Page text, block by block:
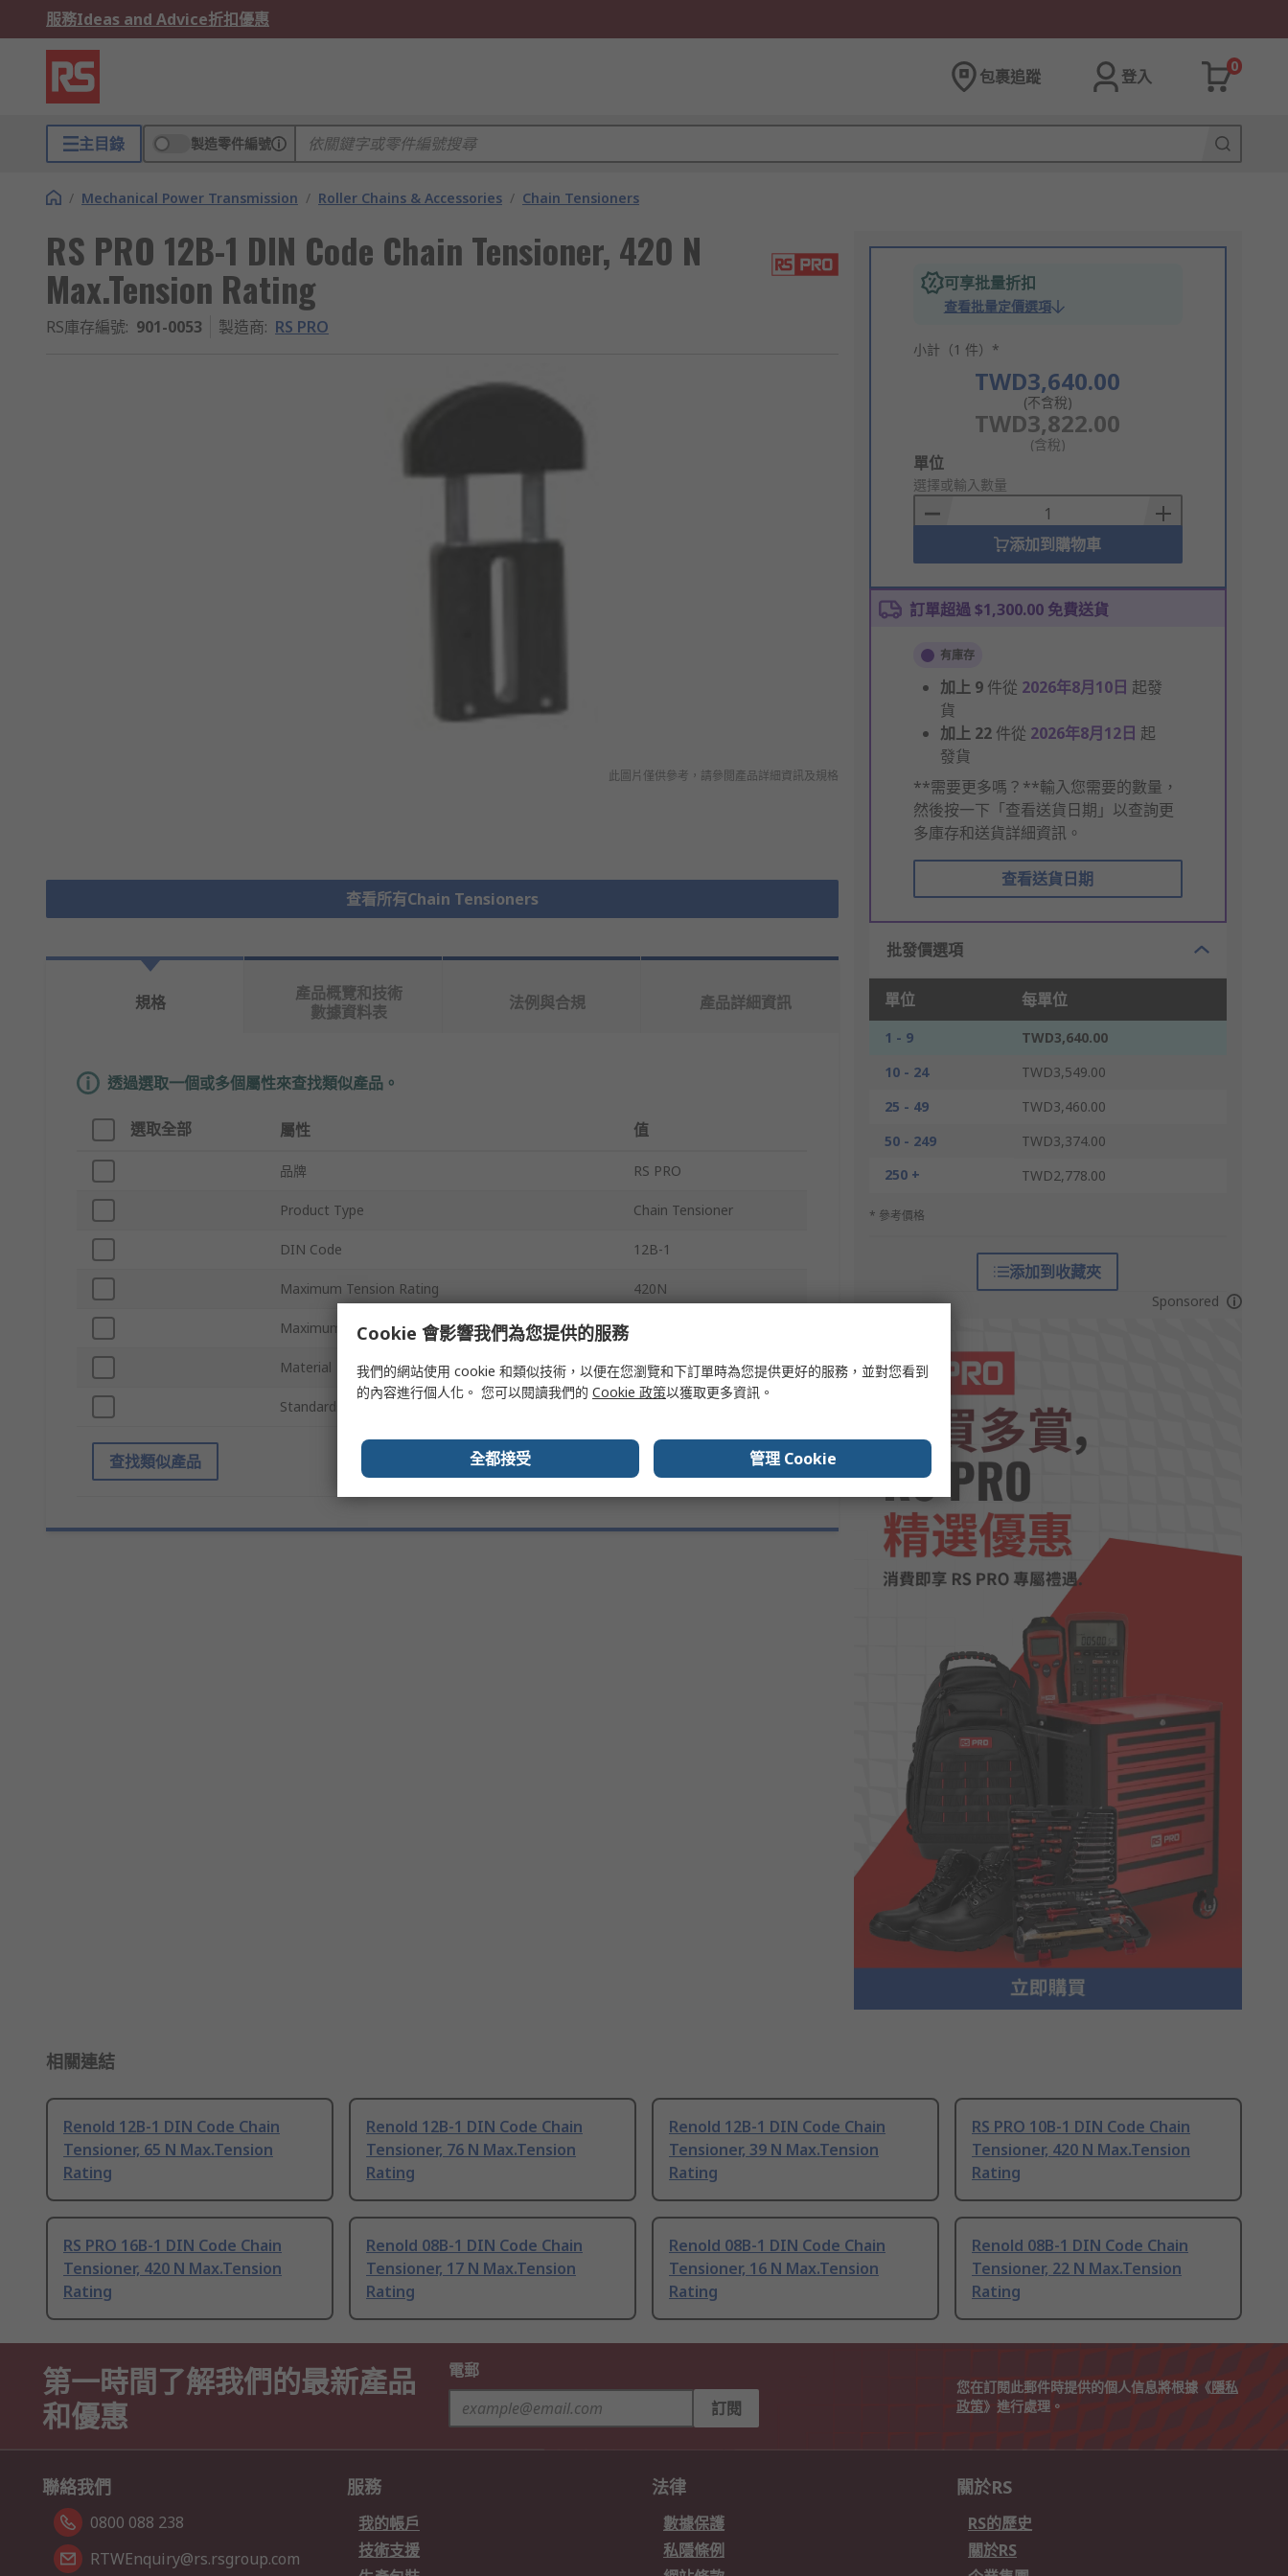
服務Ideas and Advice折扣優惠
包裹追蹤 登入
0
主目錄 製造零件編號
/ Mechanical Power Transmission / Roller Chains & Accessories / Chain Tensioners
RS PRO 12B-1 DIN Code Chain Tensioner, 420 N
Max.Tension Rating
RS庫存編號: 901-0053 製造商: RS PRO
此圖片僅供參考，請參閲產品詳細資訊及規格
查看所有Chain Tensioners
可享批量折扣
查看批量定價選項
小計（1 件）*
TWD3,640.00
(不含稅)
TWD3,822.00
(含稅)
Add
to
Basket
單位
選擇或輸入數量
添加到購物車
訂單超過 $1,300.00 免費送貨
有庫存
加上 9 件從 2026年8月10日 起發
貨
加上 22 件從 2026年8月12日 起
發貨
**需要更多嗎？**輸入您需要的數量，
然後按一下「查看送貨日期」以查詢更
多庫存和送貨詳細資訊。
查看送貨日期
批發價選項
單位 每單位
1 - 9
TWD3,640.00
10 - 24
TWD3,549.00
25 - 49
TWD3,460.00
50 - 249
TWD3,374.00
250 +
TWD2,778.00
* 參考價格
添加到收藏夾
Sponsored
規格
產品概覽和技術
數據資料表
法例與合規 產品詳細資訊
透過選取一個或多個屬性來查找類似產品。
選取全部 屬性 值
品牌 RS PRO
Product Type Chain Tensioner
DIN Code 12B-1
Maximum Tension Rating 420N
Maximum Operating Temperature
Material Polyethylene
Standards/Approvals
查找類似產品
相關連結
Renold 12B-1 DIN Code Chain
Tensioner, 65 N Max.Tension
Rating
Renold 12B-1 DIN Code Chain
Tensioner, 76 N Max.Tension
Rating
Renold 12B-1 DIN Code Chain
Tensioner, 39 N Max.Tension
Rating
RS PRO 10B-1 DIN Code Chain
Tensioner, 420 N Max.Tension
Rating
RS PRO 16B-1 DIN Code Chain
Tensioner, 420 N Max.Tension
Rating
Renold 08B-1 DIN Code Chain
Tensioner, 17 N Max.Tension
Rating
Renold 08B-1 DIN Code Chain
Tensioner, 16 N Max.Tension
Rating
Renold 08B-1 DIN Code Chain
Tensioner, 22 N Max.Tension
Rating
第一時間了解我們的最新產品
和優惠
電郵
訂閱
您在訂閱此郵件時提供的個人信息將根據《隱私
政策》進行處理。
聯絡我們
0800 088 238
RTWEnquiry@rs.rsgroup.com
服務
我的帳戶
技術支援
法律
數據保護
私隱條例
關於RS
RS的歷史
關於RS
Cookie 會影響我們為您提供的服務
我們的網站使用 cookie 和類似技術，以便在您瀏覽和下訂單時為您提供更好的服務，並對您看到
的內容進行個人化。 您可以閱讀我們的 Cookie 政策以獲取更多資訊。
全都接受 管理 Cookie